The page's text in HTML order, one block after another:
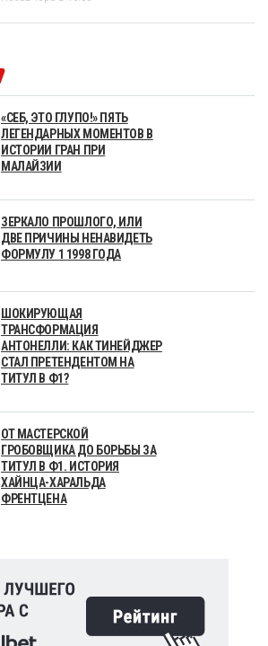
«СЕБ, ЭТО ГЛУПО!» ПЯТЬ
ЛЕГЕНДАРНЫХ МОМЕНТОВ В
ИСТОРИИ ГРАН ПРИ
МАЛАЙЗИИ
ЗЕРКАЛО ПРОШЛОГО, ИЛИ
ДВЕ ПРИЧИНЫ НЕНАВИДЕТЬ
ФОРМУЛУ 1 1998 ГОДА
ШОКИРУЮЩАЯ
ТРАНСФОРМАЦИЯ
АНТОНЕЛЛИ: КАК ТИНЕЙДЖЕР
СТАЛ ПРЕТЕНДЕНТОМ НА
ТИТУЛ В Ф1?
ОТ МАСТЕРСКОЙ
ГРОБОВЩИКА ДО БОРЬБЫ ЗА
ТИТУЛ В Ф1. ИСТОРИЯ
ХАЙНЦА-ХАРАЛЬДА
ФРЕНТЦЕНА